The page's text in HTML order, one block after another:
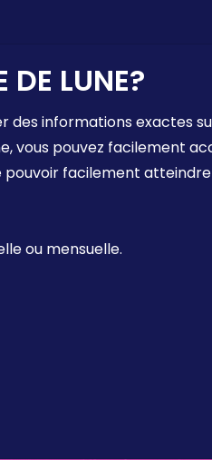
DE LUNE?
des informations exactes
vous pouvez facilement
pouvoir facilement
ou mensuelle.